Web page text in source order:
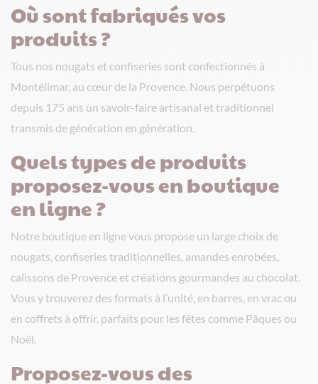
Où sont fabriqués vos
produits ?
Tous nos nougats et confiseries sont confectionnés à
Montélimar, au cœur de la Provence. Nous perpétuons
depuis 175 ans un savoir-faire artisanal et traditionnel
transmis de génération en génération.
Quels types de produits
proposez-vous en boutique
en ligne ?
Notre boutique en ligne vous propose un large choix de
nougats, confiseries traditionnelles, amandes enrobées,
calissons de Provence et créations gourmandes au chocolat.
Vous y trouverez des formats à l’unité, en barres, en vrac ou
en coffrets à offrir, parfaits pour les fêtes comme Pâques ou
Noël.
Proposez-vous des